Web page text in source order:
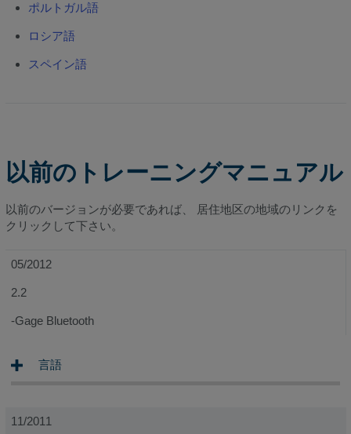
ポルトガル語
ロシア語
スペイン語
以前のトレーニングマニュアル
以前のバージョンが必要であれば、 居住地区の地域のリンクを
クリックして下さい。
05/2012
2.2
-Gage Bluetooth
言語
11/2011